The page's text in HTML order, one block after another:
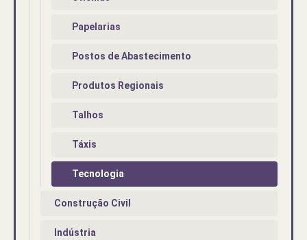
Papelarias
Postos de Abastecimento
Produtos Regionais
Talhos
Táxis
Tecnologia
Construção Civil
Indústria